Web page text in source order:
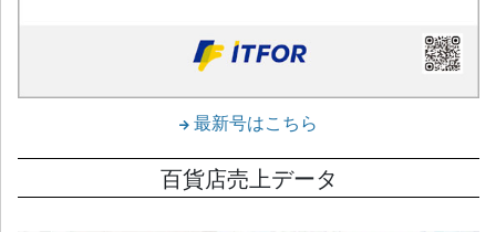
最新号はこちら
百貨店売上データ